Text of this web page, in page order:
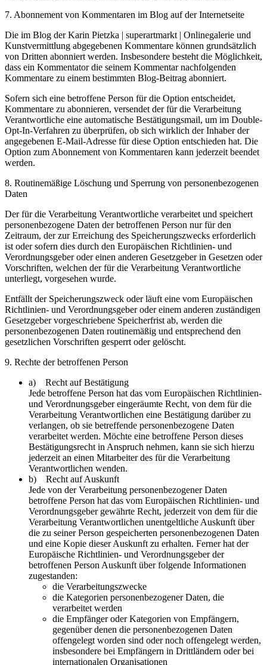
7. Abonnement von Kommentaren im Blog auf der Internetseite
Die im Blog der Karin Pietzka | superartmarkt | Onlinegalerie und
Kunstvermittlung abgegebenen Kommentare können grundsätzlich
von Dritten abonniert werden. Insbesondere besteht die Möglichkeit,
dass ein Kommentator die seinem Kommentar nachfolgenden
Kommentare zu einem bestimmten Blog-Beitrag abonniert.
Sofern sich eine betroffene Person für die Option entscheidet,
Kommentare zu abonnieren, versendet der für die Verarbeitung
Verantwortliche eine automatische Bestätigungsmail, um im Double-
Opt-In-Verfahren zu überprüfen, ob sich wirklich der Inhaber der
angegebenen E-Mail-Adresse für diese Option entschieden hat. Die
Option zum Abonnement von Kommentaren kann jederzeit beendet
werden.
8. Routinemäßige Löschung und Sperrung von personenbezogenen
Daten
Der für die Verarbeitung Verantwortliche verarbeitet und speichert
personenbezogene Daten der betroffenen Person nur für den
Zeitraum, der zur Erreichung des Speicherungszwecks erforderlich
ist oder sofern dies durch den Europäischen Richtlinien- und
Verordnungsgeber oder einen anderen Gesetzgeber in Gesetzen oder
Vorschriften, welchen der für die Verarbeitung Verantwortliche
unterliegt, vorgesehen wurde.
Entfällt der Speicherungszweck oder läuft eine vom Europäischen
Richtlinien- und Verordnungsgeber oder einem anderen zuständigen
Gesetzgeber vorgeschriebene Speicherfrist ab, werden die
personenbezogenen Daten routinemäßig und entsprechend den
gesetzlichen Vorschriften gesperrt oder gelöscht.
9. Rechte der betroffenen Person
a) Recht auf Bestätigung
Jede betroffene Person hat das vom Europäischen Richtlinien-
und Verordnungsgeber eingeräumte Recht, von dem für die
Verarbeitung Verantwortlichen eine Bestätigung darüber zu
verlangen, ob sie betreffende personenbezogene Daten
verarbeitet werden. Möchte eine betroffene Person dieses
Bestätigungsrecht in Anspruch nehmen, kann sie sich hierzu
jederzeit an einen Mitarbeiter des für die Verarbeitung
Verantwortlichen wenden.
b) Recht auf Auskunft
Jede von der Verarbeitung personenbezogener Daten
betroffene Person hat das vom Europäischen Richtlinien- und
Verordnungsgeber gewährte Recht, jederzeit von dem für die
Verarbeitung Verantwortlichen unentgeltliche Auskunft über
die zu seiner Person gespeicherten personenbezogenen Daten
und eine Kopie dieser Auskunft zu erhalten. Ferner hat der
Europäische Richtlinien- und Verordnungsgeber der
betroffenen Person Auskunft über folgende Informationen
zugestanden:
die Verarbeitungszwecke
die Kategorien personenbezogener Daten, die
verarbeitet werden
die Empfänger oder Kategorien von Empfängern,
gegenüber denen die personenbezogenen Daten
offengelegt worden sind oder noch offengelegt werden,
insbesondere bei Empfängern in Drittländern oder bei
internationalen Organisationen